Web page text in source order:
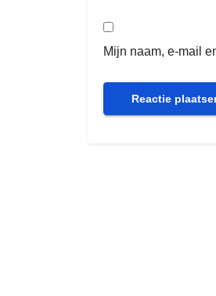
Mijn naam, e-mail